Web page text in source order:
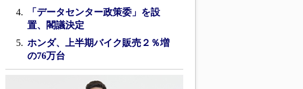
「データセンター政策委」を設
置、閣議決定
ホンダ、上半期バイク販売２％増
の76万台